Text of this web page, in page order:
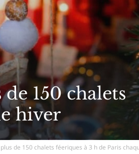
150 chalets
hiver
de 150 chalets féeriques à 3 h de Paris